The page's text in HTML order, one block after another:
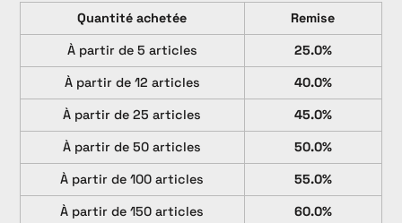
Quantité achetée
Remise
À partir de 5 articles
25.0%
À partir de 12 articles
40.0%
À partir de 25 articles
45.0%
À partir de 50 articles
50.0%
À partir de 100 articles
55.0%
À partir de 150 articles
60.0%